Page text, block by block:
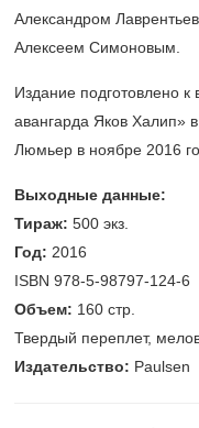
Александром
Алексеем Симоновым.
Издание подготовлено
авангарда Яков Халип»
Люмьер в ноябре 2016
Выходные данные:
Тираж: 500 экз.
Год: 2016
ISBN 978-5-98797-124-6
Объем: 160 стр.
Твердый переплет,
Издательство: Paulsen